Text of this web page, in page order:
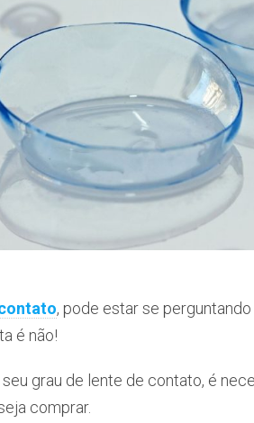
, pode estar se
é não!
grau de lente de contato, é
comprar.